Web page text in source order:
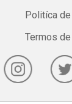
Politíca
Termos